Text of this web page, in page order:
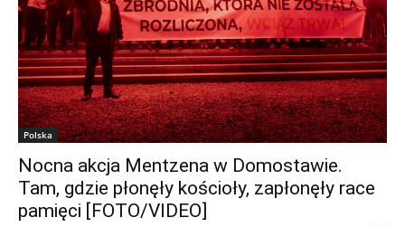
Polska
Nocna akcja Mentzena w Domostawie.
Tam, gdzie płonęły kościoły, zapłonęły race
pamięci [FOTO/VIDEO]